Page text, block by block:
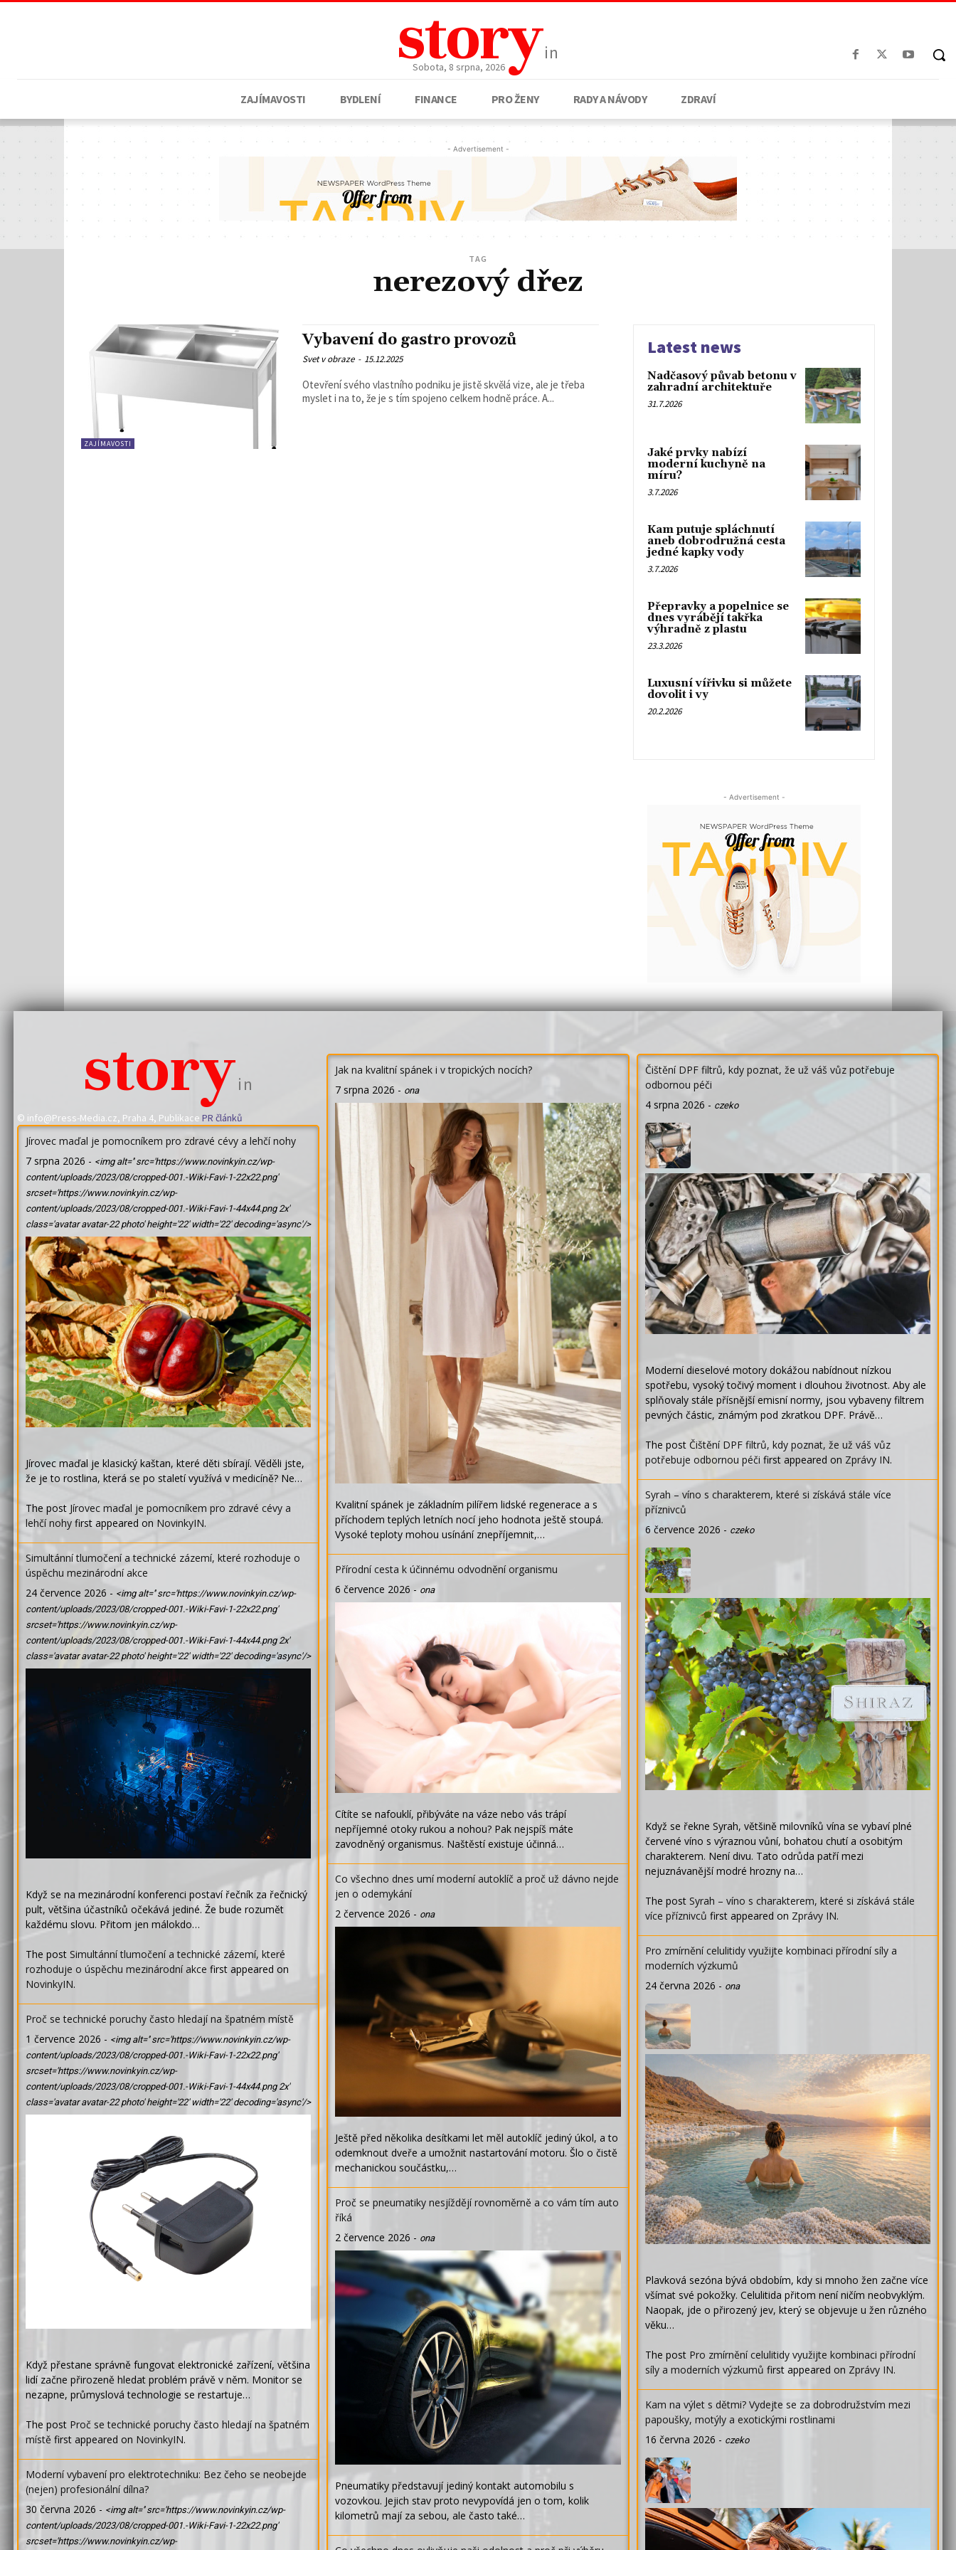
storyin
Sobota, 8 srpna, 2026
ZAJÍMAVOSTI BYDLENÍ FINANCE PRO ŽENY RADY A NÁVODY ZDRAVÍ
- Advertisement -
TAG
nerezový dřez
ZAJÍMAVOSTI
Vybavení do gastro provozů
Svet v obraze - 15.12.2025
Otevření svého vlastního podniku je jistě skvělá vize, ale je třeba
myslet i na to, že je s tím spojeno celkem hodně práce. A...
Latest news
Nadčasový půvab betonu v
zahradní architektuře
31.7.2026
Jaké prvky nabízí
moderní kuchyně na
míru?
3.7.2026
Kam putuje spláchnutí
aneb dobrodružná cesta
jedné kapky vody
3.7.2026
Přepravky a popelnice se
dnes vyrábějí takřka
výhradně z plastu
23.3.2026
Luxusní vířivku si můžete
dovolit i vy
20.2.2026
- Advertisement -
storyin
© info@Press-Media.cz, Praha 4, Publikace PR článků
Jírovec maďal je pomocníkem pro zdravé cévy a lehčí nohy
7 srpna 2026 - <img alt='' src='https://www.novinkyin.cz/wp-
content/uploads/2023/08/cropped-001.-Wiki-Favi-1-22x22.png'
srcset='https://www.novinkyin.cz/wp-
content/uploads/2023/08/cropped-001.-Wiki-Favi-1-44x44.png 2x'
class='avatar avatar-22 photo' height='22' width='22' decoding='async'/>
Jírovec maďal je klasický kaštan, které děti sbírají. Věděli jste,
že je to rostlina, která se po staletí využívá v medicíně? Ne…
The post Jírovec maďal je pomocníkem pro zdravé cévy a
lehčí nohy first appeared on NovinkyIN.
Simultánní tlumočení a technické zázemí, které rozhoduje o
úspěchu mezinárodní akce
24 července 2026 - <img alt='' src='https://www.novinkyin.cz/wp-
content/uploads/2023/08/cropped-001.-Wiki-Favi-1-22x22.png'
srcset='https://www.novinkyin.cz/wp-
content/uploads/2023/08/cropped-001.-Wiki-Favi-1-44x44.png 2x'
class='avatar avatar-22 photo' height='22' width='22' decoding='async'/>
Když se na mezinárodní konferenci postaví řečník za řečnický
pult, většina účastníků očekává jediné. Že bude rozumět
každému slovu. Přitom jen málokdo…
The post Simultánní tlumočení a technické zázemí, které
rozhoduje o úspěchu mezinárodní akce first appeared on
NovinkyIN.
Proč se technické poruchy často hledají na špatném místě
1 července 2026 - <img alt='' src='https://www.novinkyin.cz/wp-
content/uploads/2023/08/cropped-001.-Wiki-Favi-1-22x22.png'
srcset='https://www.novinkyin.cz/wp-
content/uploads/2023/08/cropped-001.-Wiki-Favi-1-44x44.png 2x'
class='avatar avatar-22 photo' height='22' width='22' decoding='async'/>
Když přestane správně fungovat elektronické zařízení, většina
lidí začne přirozeně hledat problém právě v něm. Monitor se
nezapne, průmyslová technologie se restartuje…
The post Proč se technické poruchy často hledají na špatném
místě first appeared on NovinkyIN.
Moderní vybavení pro elektrotechniku: Bez čeho se neobejde
(nejen) profesionální dílna?
30 června 2026 - <img alt='' src='https://www.novinkyin.cz/wp-
content/uploads/2023/08/cropped-001.-Wiki-Favi-1-22x22.png'
srcset='https://www.novinkyin.cz/wp-
Jak na kvalitní spánek i v tropických nocích?
7 srpna 2026 - ona
Kvalitní spánek je základním pilířem lidské regenerace a s
příchodem teplých letních nocí jeho hodnota ještě stoupá.
Vysoké teploty mohou usínání znepříjemnit,…
Přírodní cesta k účinnému odvodnění organismu
6 července 2026 - ona
Cítíte se nafouklí, přibýváte na váze nebo vás trápí
nepříjemné otoky rukou a nohou? Pak nejspíš máte
zavodněný organismus. Naštěstí existuje účinná…
Co všechno dnes umí moderní autoklíč a proč už dávno nejde
jen o odemykání
2 července 2026 - ona
Ještě před několika desítkami let měl autoklíč jediný úkol, a to
odemknout dveře a umožnit nastartování motoru. Šlo o čistě
mechanickou součástku,…
Proč se pneumatiky nesjíždějí rovnoměrně a co vám tím auto
říká
2 července 2026 - ona
Pneumatiky představují jediný kontakt automobilu s
vozovkou. Jejich stav proto nevypovídá jen o tom, kolik
kilometrů mají za sebou, ale často také…
Čištění DPF filtrů, kdy poznat, že už váš vůz potřebuje
odbornou péči
4 srpna 2026 - czeko
Moderní dieselové motory dokážou nabídnout nízkou
spotřebu, vysoký točivý moment i dlouhou životnost. Aby ale
splňovaly stále přísnější emisní normy, jsou vybaveny filtrem
pevných částic, známým pod zkratkou DPF. Právě…
The post Čištění DPF filtrů, kdy poznat, že už váš vůz
potřebuje odbornou péči first appeared on Zprávy IN.
Syrah – víno s charakterem, které si získává stále více
příznivců
6 července 2026 - czeko
Když se řekne Syrah, většině milovníků vína se vybaví plné
červené víno s výraznou vůní, bohatou chutí a osobitým
charakterem. Není divu. Tato odrůda patří mezi
nejuznávanější modré hrozny na…
The post Syrah – víno s charakterem, které si získává stále
více příznivců first appeared on Zprávy IN.
Pro zmírnění celulitidy využijte kombinaci přírodní síly a
moderních výzkumů
24 června 2026 - ona
Plavková sezóna bývá obdobím, kdy si mnoho žen začne více
všímat své pokožky. Celulitida přitom není ničím neobvyklým.
Naopak, jde o přirozený jev, který se objevuje u žen různého
věku…
The post Pro zmírnění celulitidy využijte kombinaci přírodní
síly a moderních výzkumů first appeared on Zprávy IN.
Kam na výlet s dětmi? Vydejte se za dobrodružstvím mezi
papoušky, motýly a exotickými rostlinami
16 června 2026 - czeko